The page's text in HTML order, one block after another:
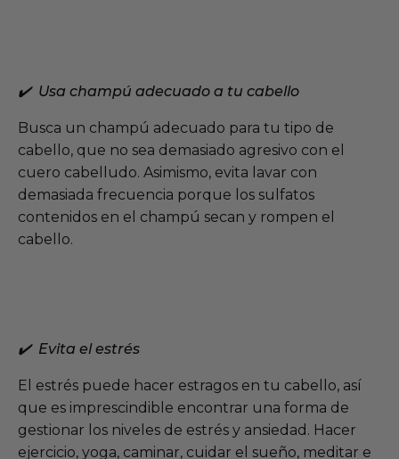
✔️ Usa champú adecuado a tu cabello
Busca un champú adecuado para tu tipo de
cabello, que no sea demasiado agresivo con el
cuero cabelludo. Asimismo, evita lavar con
demasiada frecuencia porque los sulfatos
contenidos en el champú secan y rompen el
cabello.
✔️ Evita el estrés
El estrés puede hacer estragos en tu cabello, así
que es imprescindible encontrar una forma de
gestionar los niveles de estrés y ansiedad. Hacer
ejercicio, yoga, caminar, cuidar el sueño, meditar e